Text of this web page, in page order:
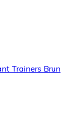
Trainers Brun